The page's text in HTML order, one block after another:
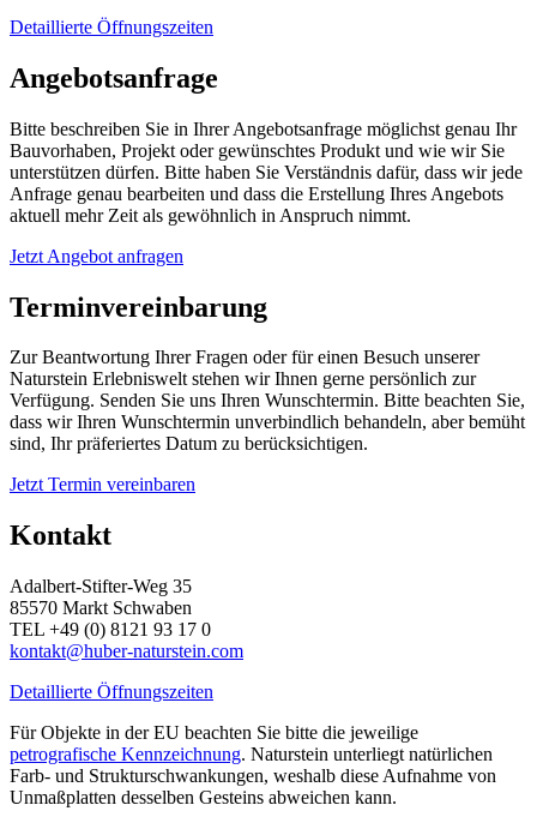
Detaillierte Öffnungszeiten
Angebotsanfrage
Bitte beschreiben Sie in Ihrer Angebotsanfrage möglichst genau Ihr
Bauvorhaben, Projekt oder gewünschtes Produkt und wie wir Sie
unterstützen dürfen. Bitte haben Sie Verständnis dafür, dass wir jede
Anfrage genau bearbeiten und dass die Erstellung Ihres Angebots
aktuell mehr Zeit als gewöhnlich in Anspruch nimmt.
Jetzt Angebot anfragen
Terminvereinbarung
Zur Beantwortung Ihrer Fragen oder für einen Besuch unserer
Naturstein Erlebniswelt stehen wir Ihnen gerne persönlich zur
Verfügung. Senden Sie uns Ihren Wunschtermin. Bitte beachten Sie,
dass wir Ihren Wunschtermin unverbindlich behandeln, aber bemüht
sind, Ihr präferiertes Datum zu berücksichtigen.
Jetzt Termin vereinbaren
Kontakt
Adalbert-Stifter-Weg 35
85570 Markt Schwaben
TEL +49 (0) 8121 93 17 0
kontakt@huber-naturstein.com
Detaillierte Öffnungszeiten
Für Objekte in der EU beachten Sie bitte die jeweilige
petrografische Kennzeichnung. Naturstein unterliegt natürlichen
Farb- und Strukturschwankungen, weshalb diese Aufnahme von
Unmaßplatten desselben Gesteins abweichen kann.